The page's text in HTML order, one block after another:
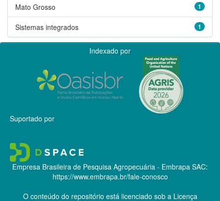
1
Mato Grosso
1
Sistemas integrados
Indexado por
Suportado por
Empresa Brasileira de Pesquisa Agropecuária - Embrapa SAC:
https://www.embrapa.br/fale-conosco
O conteúdo do repositório está licenciado sob a Licença